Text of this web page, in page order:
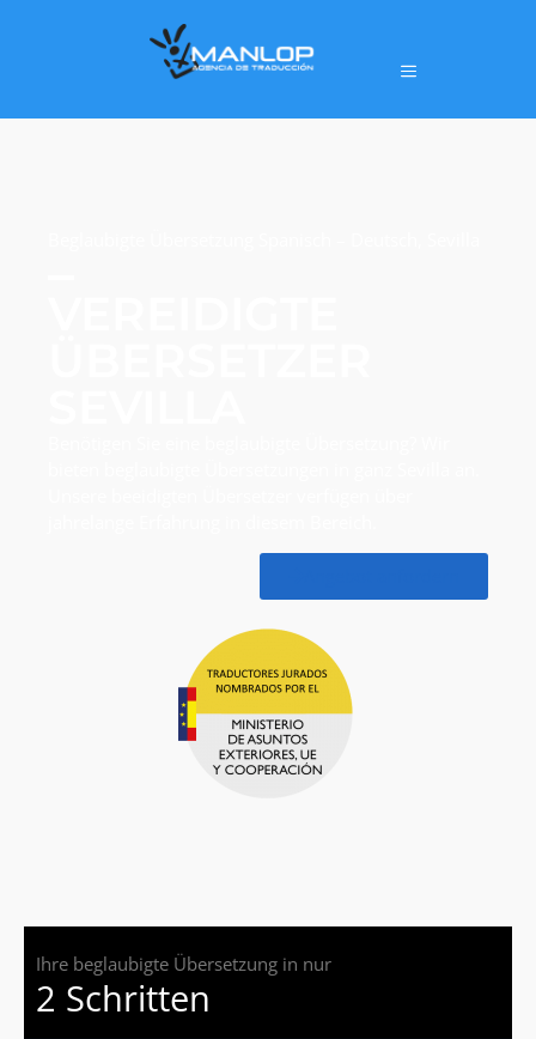
Ihre beglaubigte Übersetzung in nur
2 Schritten